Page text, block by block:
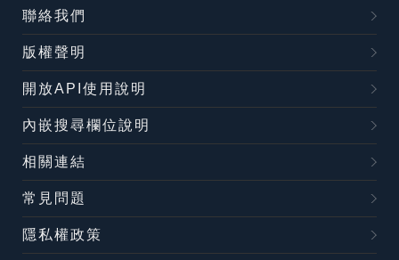
聯絡我們
版權聲明
開放API使用說明
內嵌搜尋欄位說明
相關連結
常見問題
隱私權政策